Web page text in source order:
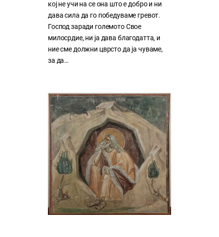
кој нe учи на сe она што е добро и ни
дава сила да го победуваме гревот.
Господ заради големото Свое
милосрдие, ни ја дава благодатта, и
ние сме должни цврсто да ја чуваме,
за да…